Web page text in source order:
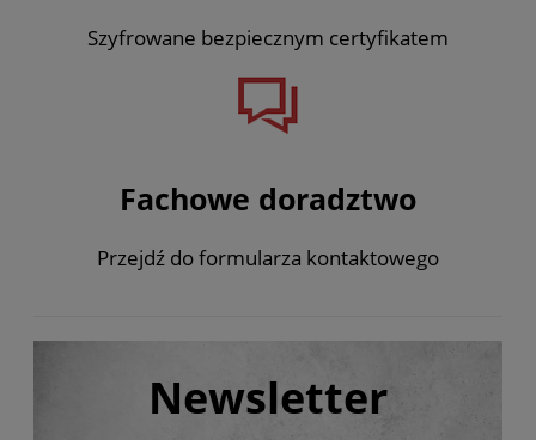
Szyfrowane bezpiecznym certyfikatem
Fachowe doradztwo
Przejdź do formularza kontaktowego
Newsletter